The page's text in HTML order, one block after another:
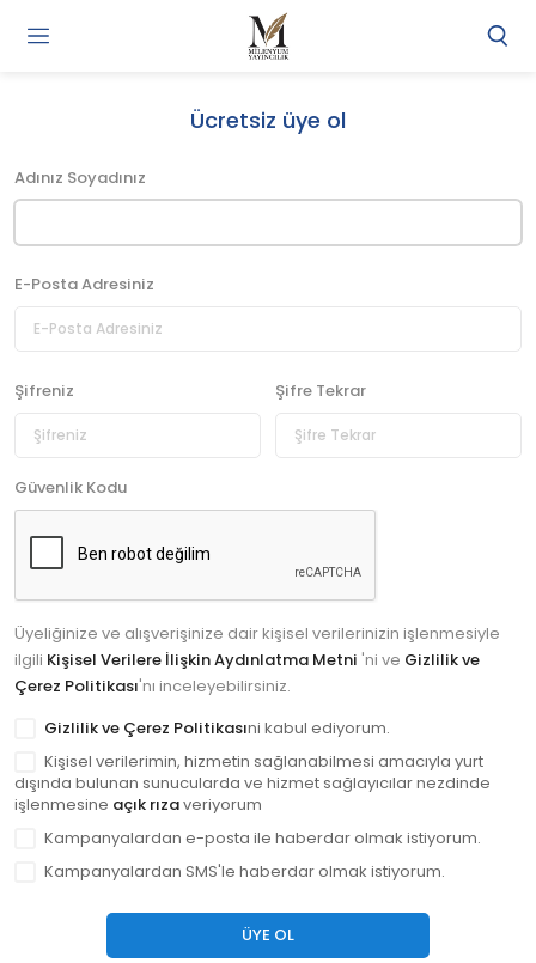
Ücretsiz üye ol
Adınız Soyadınız
E-Posta Adresiniz
Şifreniz Şifre Tekrar
Güvenlik Kodu
Üyeliğinize ve alışverişinize dair kişisel verilerinizin işlenmesiyle
ilgili Kişisel Verilere İlişkin Aydınlatma Metni 'ni ve Gizlilik ve
Çerez Politikası'nı inceleyebilirsiniz.
Gizlilik ve Çerez Politikasıni kabul ediyorum.
Kişisel verilerimin, hizmetin sağlanabilmesi amacıyla yurt
dışında bulunan sunucularda ve hizmet sağlayıcılar nezdinde
işlenmesine açık rıza veriyorum
Kampanyalardan e-posta ile haberdar olmak istiyorum.
Kampanyalardan SMS'le haberdar olmak istiyorum.
ÜYE OL